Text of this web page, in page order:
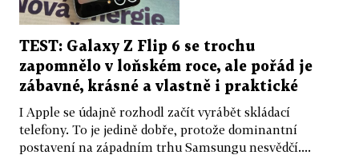
TEST: Galaxy Z Flip 6 se trochu
zapomnělo v loňském roce, ale pořád je
zábavné, krásné a vlastně i praktické
I Apple se údajně rozhodl začít vyrábět skládací
telefony. To je jedině dobře, protože dominantní
postavení na západním trhu Samsungu nesvědčí....